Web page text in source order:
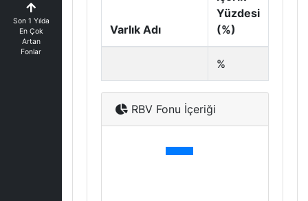
Son 1 Yılda
En Çok
Artan
Fonlar
Varlık Adı
Yüzdesi
(%)
%
RBV Fonu İçeriği